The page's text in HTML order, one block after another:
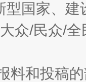
型国家、
众/民众/
料和投稿